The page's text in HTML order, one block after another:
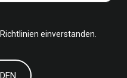
einverstanden.